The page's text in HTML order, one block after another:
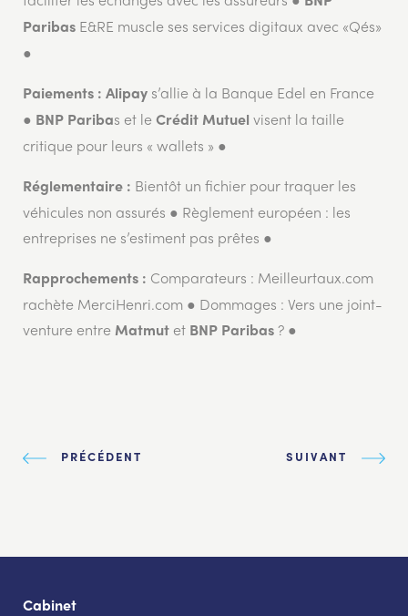
Paribas E&RE muscle ses services digitaux avec «Qés»
●
Paiements : Alipay s’allie à la Banque Edel en France
● BNP Paribas et le Crédit Mutuel visent la taille
critique pour leurs « wallets » ●
Réglementaire : Bientôt un fichier pour traquer les
véhicules non assurés ● Règlement européen : les
entreprises ne s’estiment pas prêtes ●
Rapprochements : Comparateurs : Meilleurtaux.com
rachète MerciHenri.com ● Dommages : Vers une joint-
venture entre Matmut et BNP Paribas ? ●
PRÉCÉDENT SUIVANT
Cabinet